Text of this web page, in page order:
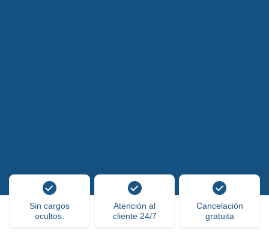
Sin cargos
ocultos.
Atención al
cliente 24/7
Cancelación
gratuita